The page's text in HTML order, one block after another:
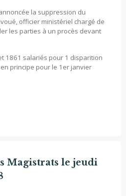
la suppression du
officier ministériel chargé de
les parties à un procès devant
1861 salariés pour 1 disparition
principe pour le 1er janvier
Magistrats le jeudi